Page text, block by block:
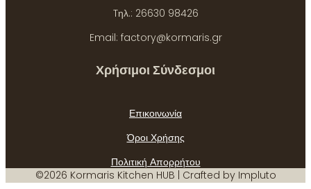
Tηλ.: 26630 98426
Email: factory@kormaris.gr
Χρήσιμοι Σύνδεσμοι
Επικοινωνία
Όροι Χρήσης
Πολιτική Απορρήτου
©2026 Kormaris Kitchen HUB | Crafted by Impluto